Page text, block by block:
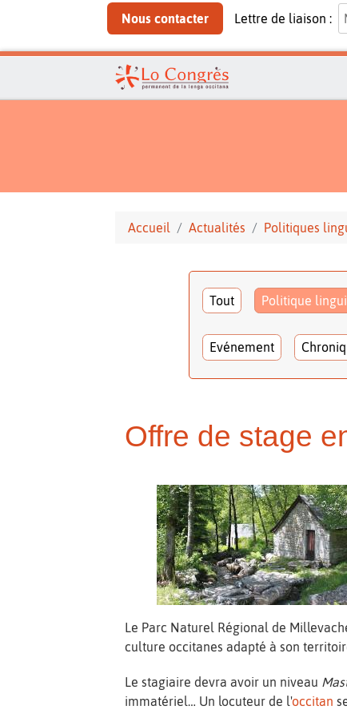
Nous contacter Lettre de liaison :
Accueil Actualités Politiques
Tout Politique
Evénement
Offre de stage
Le Parc Naturel Régional de
culture occitanes adapté à son
Le stagiaire devra avoir un niveau
immatériel… Un locuteur de l'occitan